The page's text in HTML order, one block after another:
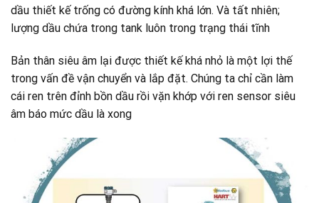
dầu thiết kế trống có đường kính khá lớn. Và tất nhiên;
lượng dầu chứa trong tank luôn trong trạng thái tĩnh
Bản thân siêu âm lại được thiết kế khá nhỏ là một lợi thế
trong vấn đề vận chuyển và lắp đặt. Chúng ta chỉ cần làm
cái ren trên đỉnh bồn dầu rồi vặn khớp với ren sensor siêu
âm báo mức dầu là xong